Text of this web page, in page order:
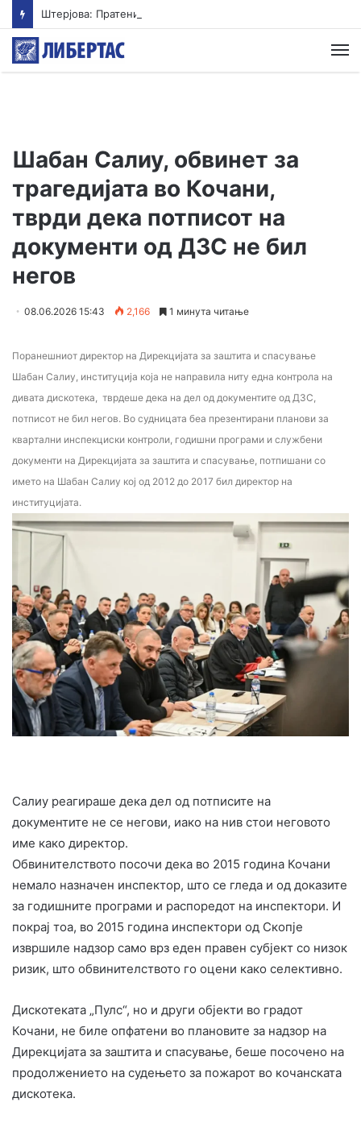
Шабан Салиу, обвинет за
трагедијата во Кочани,
тврди дека потписот на
документи од ДЗС не бил
негов
08.06.2026 15:43 2,166 1 минута читање
Поранешниот директор на Дирекцијата за заштита и спасување
Шабан Салиу, институција која не направила ниту една контрола на
дивата дискотека, тврдеше дека на дел од документите од ДЗС,
потписот не бил негов. Во судницата беа презентирани планови за
квартални инспекциски контроли, годишни програми и службени
документи на Дирекцијата за заштита и спасување, потпишани со
името на Шабан Салиу кој од 2012 до 2017 бил директор на
институцијата.
Салиу реагираше дека дел од потписите на
документите не се негови, иако на нив стои неговото
име како директор.
Обвинителството посочи дека во 2015 година Кочани
немало назначен инспектор, што се гледа и од доказите
за годишните програми и распоредот на инспектори. И
покрај тоа, во 2015 година инспектори од Скопје
извршиле надзор само врз еден правен субјект со низок
ризик, што обвинителството го оцени како селективно.
Дискотеката „Пулс“, но и други објекти во градот
Кочани, не биле опфатени во плановите за надзор на
Дирекцијата за заштита и спасување, беше посочено на
продолжението на судењето за пожарот во кочанската
дискотека.